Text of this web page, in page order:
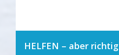
HELFEN – aber richtig